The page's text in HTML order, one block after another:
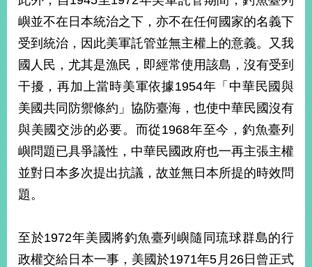
嶼並不在日本統治之下，亦不在任何國家的名義下
受到統治，因此美軍託管並無主權上的意義。又我
國人民，尤其是漁民，即經常使用該島，沒有受到
干擾，再加上當時美軍依據1954年「中華民國與
美國共同防禦條約」協防臺海，也使中華民國沒有
與美國交涉的必要。而從1968年至今，釣魚臺列
嶼問題已具爭議性，中華民國政府也一再主張主權
並對日本多次提出抗議，故並無日本所提的時效問
題。
至於1972年美國將釣魚臺列嶼隨同琉球群島的行
政權交給日本一事，美國於1971年5月26日曾正式